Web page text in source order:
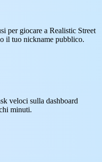
per giocare a Realistic Street
il tuo nickname pubblico.
veloci sulla dashboard
minuti.